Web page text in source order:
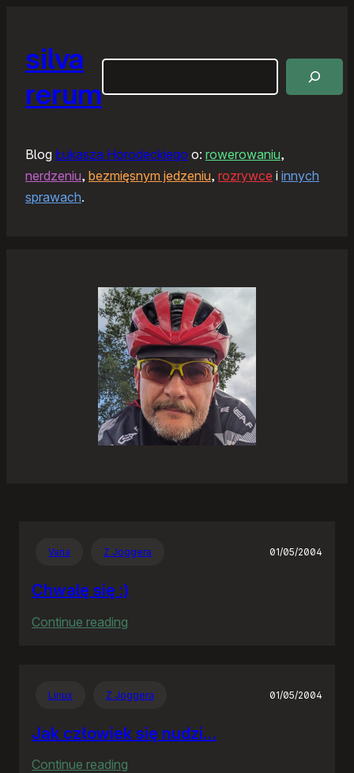
silva
rerum
Blog Łukasza Horodeckiego o: rowerowaniu,
nerdzeniu, bezmięsnym jedzeniu, rozrywce i innych
sprawach.
Varia Z Joggera 01/05/2004
Chwalę się :)
Continue reading
Linux Z Joggera 01/05/2004
Jak człowiek się nudzi…
Continue reading